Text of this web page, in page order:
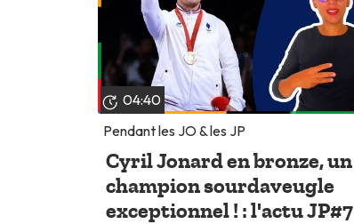
04:40
Pendant les JO & les JP
Cyril Jonard en bronze, un
champion sourdaveugle
exceptionnel ! : l'actu JP#7